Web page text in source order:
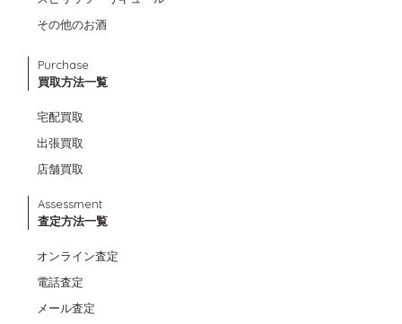
その他のお酒
Purchase
買取方法一覧
宅配買取
出張買取
店舗買取
Assessment
査定方法一覧
オンライン査定
電話査定
メール査定